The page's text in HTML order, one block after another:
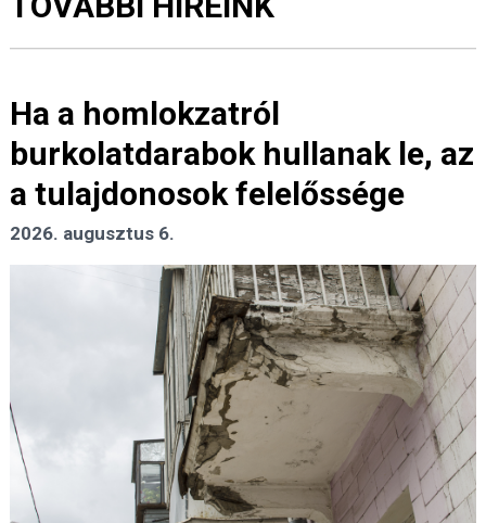
Ha a homlokzatról
burkolatdarabok hullanak le, az
a tulajdonosok felelőssége
2026. augusztus 6.